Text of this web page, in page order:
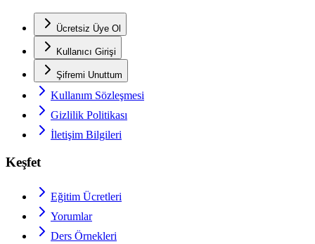
Ücretsiz Üye Ol
Kullanıcı Girişi
Şifremi Unuttum
Kullanım Sözleşmesi
Gizlilik Politikası
İletişim Bilgileri
Keşfet
Eğitim Ücretleri
Yorumlar
Ders Örnekleri